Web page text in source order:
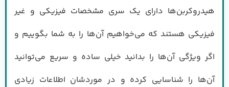
هیدروکربن‌ها دارای یک سری مشخصات فیزیکی و غیر
فیزیکی هستند که می‌خواهیم آن‌ها را به شما بگوییم و
اگر ویژگی آن‌ها را بدانید خیلی ساده و سریع می‌توانید
آن‌ها را شناسایی کرده و در موردشان اطلاعات زیادی